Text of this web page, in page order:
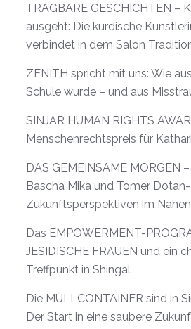
TRAGBARE GESCHICHTEN –
ausgeht: Die kurdische
verbindet in dem Salon
ZENITH spricht mit uns: Wie
Schule wurde – und aus
SINJAR HUMAN RIGHTS
Menschenrechtspreis für
DAS GEMEINSAME MORGEN
Bascha Mika und Tomer
Zukunftsperspektiven im
Das EMPOWERMENT-
JESIDISCHE FRAUEN und ein
Treffpunkt in Shingal
Die MÜLLCONTAINER sind in
Der Start in eine saubere